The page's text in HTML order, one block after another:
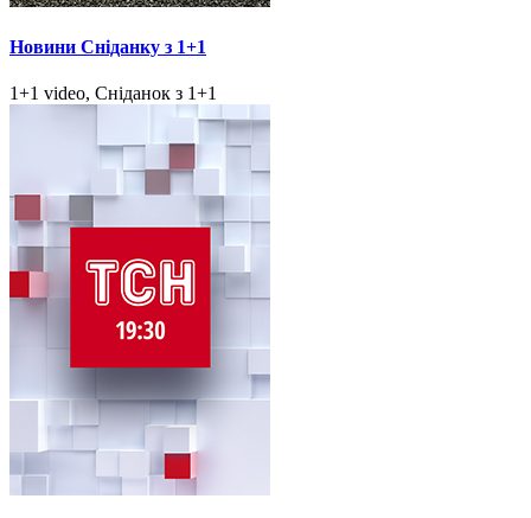
Новини Сніданку з 1+1
1+1 video, Сніданок з 1+1